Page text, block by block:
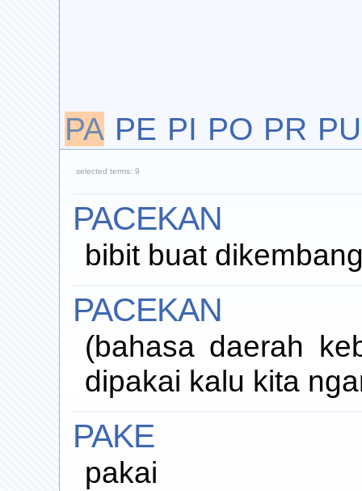
PA PE PI PO PR PU
selected terms: 9
PACEKAN
bibit buat
PACEKAN
(bahasa daerah
dipakai kalu kita
PAKE
pakai